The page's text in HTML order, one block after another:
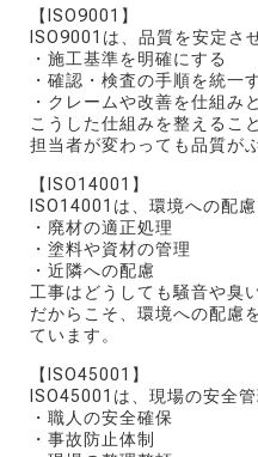
【ISO9001】
ISO9001は、品質を安定さ
・施工基準を明確にする
・確認・検査の手順を統一
・クレームや改善を仕組み
こうした仕組みを整えるこ
担当者が変わっても品質が
【ISO14001】
ISO14001は、環境への配
・廃材の適正処理
・塗料や資材の管理
・近隣への配慮
工事はどうしても騒音や臭
だからこそ、環境への配慮
ています。
【ISO45001】
ISO45001は、現場の安全
・職人の安全確保
・事故防止体制